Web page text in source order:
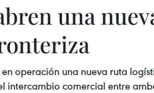
una
operación una nueva ruta
comercial entre